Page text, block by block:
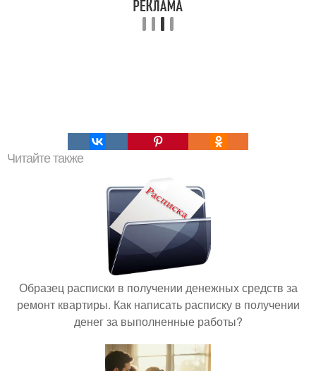
Читайте также
Образец расписки в получении денежных средств за
ремонт квартиры. Как написать расписку в получении
денег за выполненные работы?